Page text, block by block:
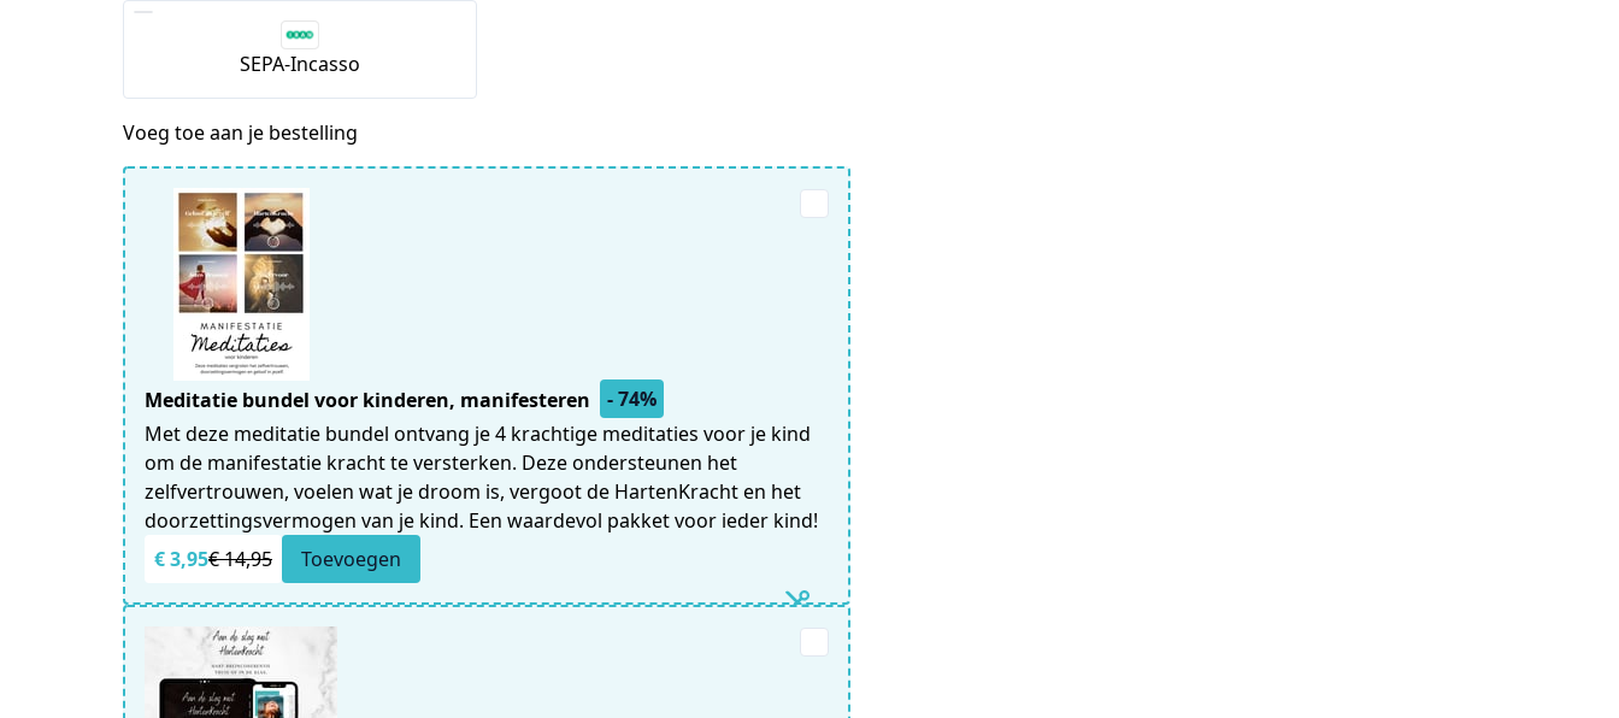
SEPA-Incasso
Voeg toe aan je bestelling
Meditatie bundel voor kinderen, manifesteren
- 74%
Met deze meditatie bundel ontvang je 4 krachtige meditaties voor je kind
om de manifestatie kracht te versterken. Deze ondersteunen het
zelfvertrouwen, voelen wat je droom is, vergoot de HartenKracht en het
doorzettingsvermogen van je kind. Een waardevol pakket voor ieder kind!
€ 3,95€ 14,95 Toevoegen